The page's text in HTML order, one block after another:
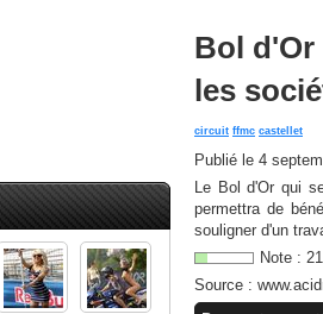
Bol d'Or
les
circuit ffmc castellet
Publié le 4
Le Bol d'Or qui
permettra de
souligner d'un
Note : 21
Source :